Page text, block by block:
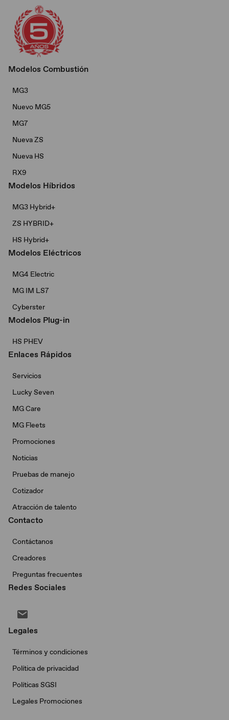
Modelos Combustión
MG3
Nuevo MG5
MG7
Nueva ZS
Nueva HS
RX9
Modelos Híbridos
MG3 Hybrid+​
ZS HYBRID+
HS Hybrid+
Modelos Eléctricos
MG4 Electric
MG IM LS7
Cyberster
Modelos Plug-in
HS PHEV
Enlaces Rápidos
Servicios
Lucky Seven
MG Care
MG Fleets
Promociones
Noticias
Pruebas de manejo
Cotizador
Atracción de talento
Contacto
Contáctanos
Creadores
Preguntas frecuentes
Redes Sociales
Legales
Términos y condiciones
Política de privacidad
Políticas SGSI
Legales Promociones